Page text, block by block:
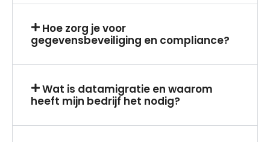
Hoe zorg je voor
gegevensbeveiliging en compliance?
Wat is datamigratie en waarom
heeft mijn bedrijf het nodig?